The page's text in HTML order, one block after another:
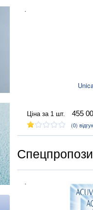
.
Ціна за 1 шт. 455 00
(0)
.